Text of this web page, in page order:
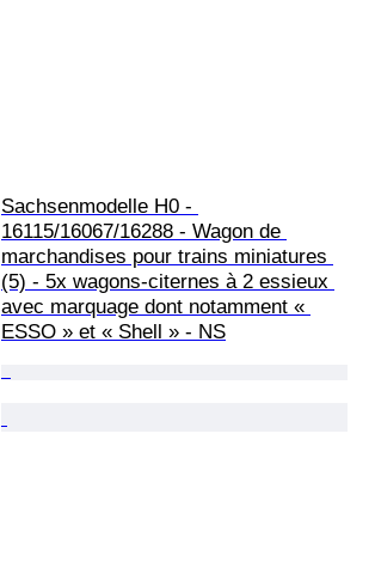
Sachsenmodelle H0 -
16115/16067/16288 - Wagon de
marchandises pour trains miniatures
(5) - 5x wagons-citernes à 2 essieux
avec marquage dont notamment «
ESSO » et « Shell » - NS